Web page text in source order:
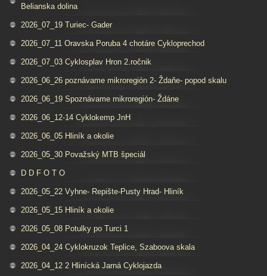
Belianska dolina
2026_07_19 Turiec- Gader
2026_07_11 Oravska Poruba 4 chotáre Cykloprechod
2026_07_03 Cyklosplav Hron 2.ročnik
2026_06_26 poznávame mikroregión 2- Ždaňe- popod skalu
2026_06_19 Spoznávame mikroregión- Ždáne
2026_06_12-14 Cyklokemp JnH
2026_06_05 Hliník a okolie
2026_05_30 Považský MTB špeciál
D D F O T O
2026_05_22 Vyhne- Repište-Pusty Hrad- Hliník
2026_05_15 Hliník a okolie
2026_05_08 Potulky po Turci 1
2026_04_24 Cyklokruzok Teplice, Szaboova skala
2026_04_12 2 Hlinícká Jarná Cyklojazda